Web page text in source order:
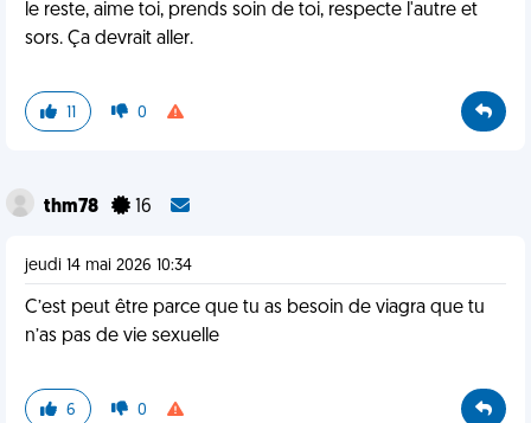
le reste, aime toi, prends soin de toi, respecte l'autre et
sors. Ça devrait aller.
11 0
thm78 16
jeudi 14 mai 2026 10:34
C’est peut être parce que tu as besoin de viagra que tu
n’as pas de vie sexuelle
6 0